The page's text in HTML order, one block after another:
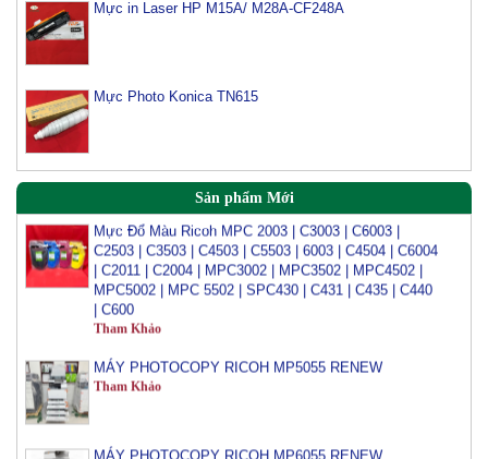
Mực in Laser HP M15A/ M28A-CF248A
Mực Photo Konica TN615
Sản phẩm Mới
Mực Đổ Màu Ricoh MPC 2003 | C3003 | C6003 |
C2503 | C3503 | C4503 | C5503 | 6003 | C4504 | C6004
| C2011 | C2004 | MPC3002 | MPC3502 | MPC4502 |
MPC5002 | MPC 5502 | SPC430 | C431 | C435 | C440
| C600
Tham Khảo
Tham Khảo
Tham Khảo